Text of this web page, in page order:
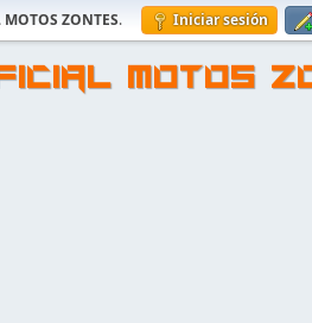
ZONTES. Iniciar sesión
MOTOS